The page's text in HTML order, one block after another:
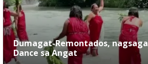
Dumagat-Remontados,
Dance sa Angat